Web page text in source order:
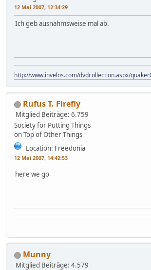
12 Mai 2007, 12:34:29
Ich geb ausnahmsweise mal ab.
http://www.invelos.com/dvdcollection.aspx/
Rufus T. Firefly
Mitglied Beiträge: 6.759
Society for Putting Things
on Top of Other Things
Location: Freedonia
12 Mai 2007, 14:42:53
here we go
Munny
Mitglied Beiträge: 4.579